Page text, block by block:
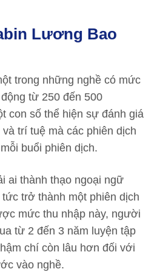
Lương Bao
trong những nghề có mức
từ 250 đến 500
con số thể hiện sự đánh giá
trí tuệ mà các phiên dịch
buổi phiên dịch.
ai thành thạo ngoại ngữ
trở thành một phiên dịch
mức thu nhập này, người
từ 2 đến 3 năm luyện tập
chí còn lâu hơn đối với
vào nghề.